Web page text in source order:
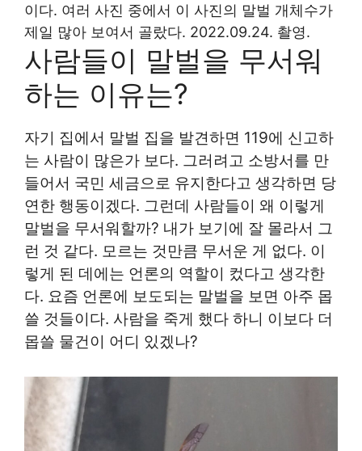
이다. 여러 사진 중에서 이 사진의 말벌 개체수가
제일 많아 보여서 골랐다. 2022.09.24. 촬영.
사람들이 말벌을 무서워
하는 이유는?
자기 집에서 말벌 집을 발견하면 119에 신고하
는 사람이 많은가 보다. 그러려고 소방서를 만
들어서 국민 세금으로 유지한다고 생각하면 당
연한 행동이겠다. 그런데 사람들이 왜 이렇게
말벌을 무서워할까? 내가 보기에 잘 몰라서 그
런 것 같다. 모르는 것만큼 무서운 게 없다. 이
렇게 된 데에는 언론의 역할이 컸다고 생각한
다. 요즘 언론에 보도되는 말벌을 보면 아주 몹
쓸 것들이다. 사람을 죽게 했다 하니 이보다 더
몹쓸 물건이 어디 있겠나?